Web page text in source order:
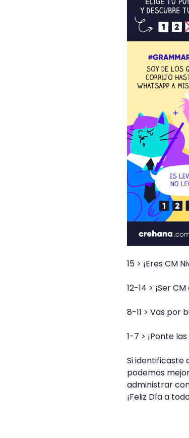
15 > ¡Eres CM
12-14 > ¡Ser
8-11 > Vas por
1-7 > ¡Ponte
Si identificaste
podemos
administrar
¡Feliz Día a